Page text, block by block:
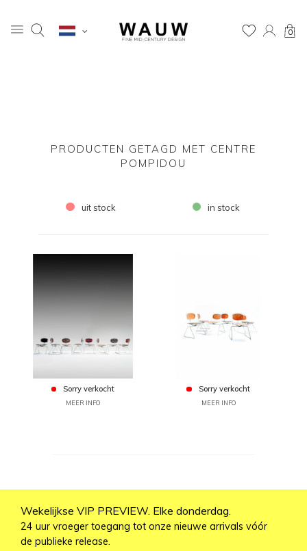
0
PRODUCTEN GETAGD MET CENTRE
POMPIDOU
uit stock in stock
Sorry verkocht
MEER INFO
Sorry verkocht
MEER INFO
Wekelijkse VIP PREVIEW. Elke donderdag.
24 uur vroeger toegang tot onze nieuwe arrivals vóór
de publieke release.